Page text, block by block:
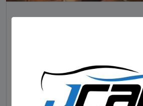
em bar morre em confronto
STAFF - OBV 29/01/2023